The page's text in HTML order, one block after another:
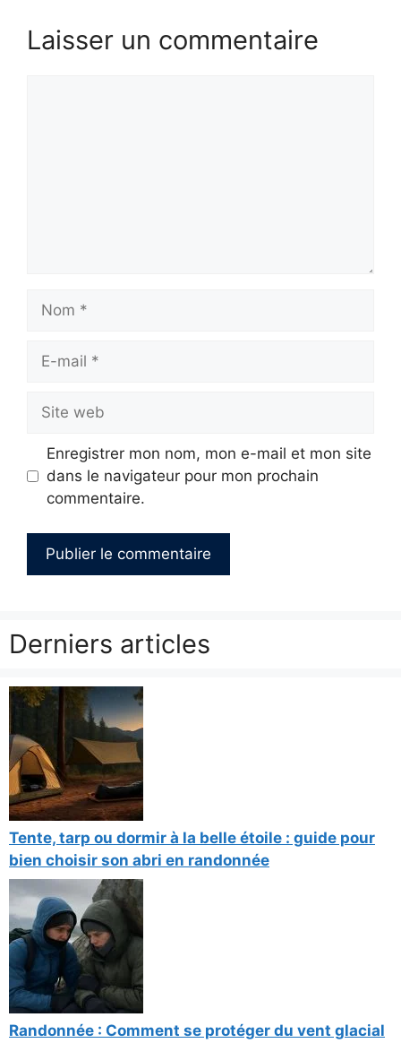
Laisser un commentaire
Nom
Site
web
Enregistrer mon nom, mon e-mail et mon site
dans le navigateur pour mon prochain
commentaire.
Derniers articles
Tente, tarp ou dormir à la belle étoile : guide pour
bien choisir son abri en randonnée
Randonnée : Comment se protéger du vent glacial